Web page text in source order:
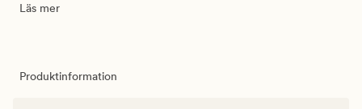
Läs mer
Produktinformation